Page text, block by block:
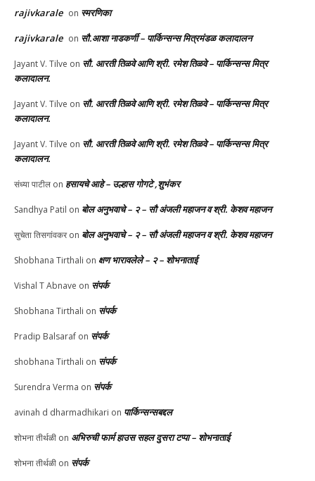
rajivkarale on स्मरणिका
rajivkarale on सौ.आशा नाडकर्णी – पार्किन्सन्स मित्रमंडळ कलादालन
Jayant V. Tilve on सौ. आरती तिळवे आणि श्री. रमेश तिळवे – पार्किन्सन्स मित्र
कलादालन.
Jayant V. Tilve on सौ. आरती तिळवे आणि श्री. रमेश तिळवे – पार्किन्सन्स मित्र
कलादालन.
Jayant V. Tilve on सौ. आरती तिळवे आणि श्री. रमेश तिळवे – पार्किन्सन्स मित्र
कलादालन.
संध्या पाटील on हसायचे आहे – उल्हास गोगटे ,शुभंकर
Sandhya Patil on बोल अनुभवाचे – २ – सौ अंजली महाजन व श्री. केशव महाजन
सुचेता तिसगांवकरon बोल अनुभवाचे – २ – सौ अंजली महाजन व श्री. केशव महाजन
Shobhana Tirthali on क्षण भारावलेले – २ – शोभनाताई
Vishal T Abnave on संपर्क
Shobhana Tirthali on संपर्क
Pradip Balsaraf on संपर्क
shobhana Tirthali on संपर्क
Surendra Verma on संपर्क
avinah d dharmadhikari on पार्किन्सन्सबद्दल
शोभना तीर्थळी on अभिरुची फार्म हाउस सहल दुसरा टप्पा – शोभनाताई
शोभना तीर्थळी on संपर्क